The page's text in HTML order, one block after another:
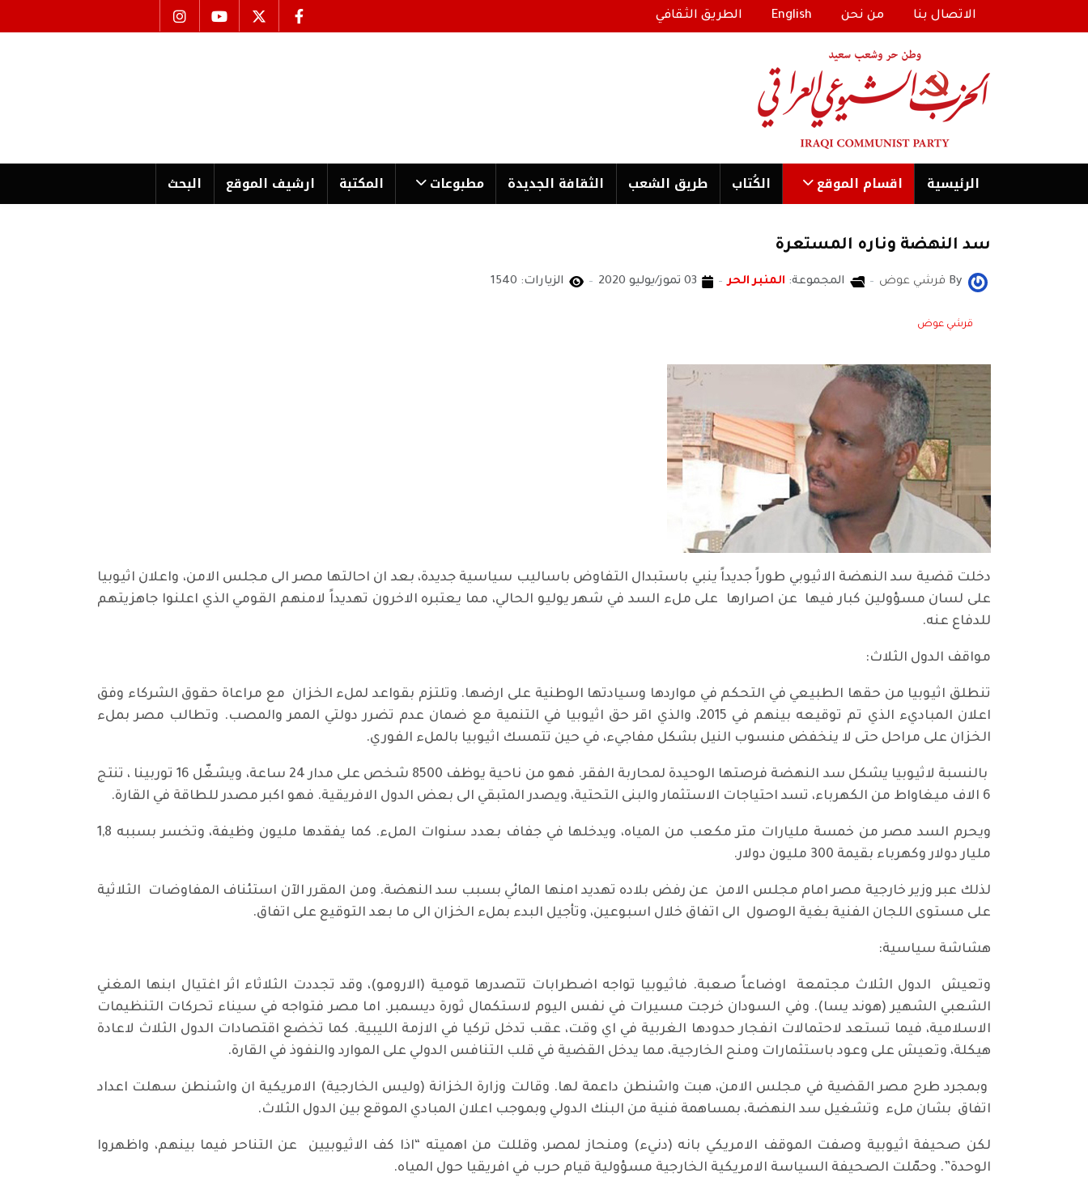
الاتصال بنا من نحن English الطريق الثقافي
الرئیسية اقسام الموقع الكُتاب طریق الشعب الثقافة الجدیدة مطبوعات المكتبة ارشیف الموقع البحث
سد النهضة وناره المستعرة
By قرشي عوض المجموعة: المنبر الحر 03 تموز/يوليو 2020 الزيارات: 1540
قرشي عوض
دخلت قضية سد النهضة الاثيوبي طوراً جديداً ينبي باستبدال التفاوض باساليب سياسية جديدة، بعد ان احالتها مصر الى مجلس الامن، واعلان اثيوبيا
على لسان مسؤولين كبار فيها عن اصرارها على ملء السد في شهر يوليو الحالي، مما يعتبره الاخرون تهديداً لامنهم القومي الذي اعلنوا جاهزيتهم
للدفاع عنه.
مواقف الدول الثلاث:
تنطلق اثيوبيا من حقها الطبيعي في التحكم في مواردها وسيادتها الوطنية على ارضها. وتلتزم بقواعد لملء الخزان مع مراعاة حقوق الشركاء وفق
اعلان المباديء الذي تم توقيعه بينهم في 2015، والذي اقر حق اثيوبيا في التنمية مع ضمان عدم تضرر دولتي الممر والمصب. وتطالب مصر بملء
الخزان على مراحل حتى لا ينخفض منسوب النيل بشكل مفاجيء، في حين تتمسك اثيوبيا بالملء الفوري.
بالنسبة لاثيوبيا يشكل سد النهضة فرصتها الوحيدة لمحاربة الفقر. فهو من ناحية يوظف 8500 شخص على مدار 24 ساعة، ويشغّل 16 توربينا ، تنتج
6 الاف ميغاواط من الكهرباء، تسد احتياجات الاستثمار والبنى التحتية، ويصدر المتبقي الى بعض الدول الافريقية. فهو اكبر مصدر للطاقة في القارة.
ويحرم السد مصر من خمسة مليارات متر مكعب من المياه، ويدخلها في جفاف بعدد سنوات الملء. كما يفقدها مليون وظيفة، وتخسر بسببه 1,8
مليار دولار وكهرباء بقيمة 300 مليون دولار.
لذلك عبر وزير خارجية مصر امام مجلس الامن عن رفض بلاده تهديد امنها المائي بسبب سد النهضة. ومن المقرر الآن استئناف المفاوضات الثلاثية
على مستوى اللجان الفنية بغية الوصول الى اتفاق خلال اسبوعين، وتأجيل البدء بملء الخزان الى ما بعد التوقيع على اتفاق.
هشاشة سياسية:
وتعيش الدول الثلاث مجتمعة اوضاعاً صعبة. فاثيوبيا تواجه اضطرابات تتصدرها قومية (الارومو)، وقد تجددت الثلاثاء اثر اغتيال ابنها المغني
الشعبي الشهير (هوند يسا). وفي السودان خرجت مسيرات في نفس اليوم لاستكمال ثورة ديسمبر. اما مصر فتواجه في سيناء تحركات التنظيمات
الاسلامية، فيما تستعد لاحتمالات انفجار حدودها الغربية في اي وقت، عقب تدخل تركيا في الازمة الليبية. كما تخضع اقتصادات الدول الثلاث لاعادة
هيكلة، وتعيش على وعود باستثمارات ومنح الخارجية، مما يدخل القضية في قلب التنافس الدولي على الموارد والنفوذ في القارة.
وبمجرد طرح مصر القضية في مجلس الامن، هبت واشنطن داعمة لها. وقالت وزارة الخزانة (وليس الخارجية) الامريكية ان واشنطن سهلت اعداد
اتفاق بشان ملء وتشغيل سد النهضة، بمساهمة فنية من البنك الدولي وبموجب اعلان المبادي الموقع بين الدول الثلاث.
لكن صحيفة اثيوبية وصفت الموقف الامريكي بانه (دنيء) ومنحاز لمصر، وقللت من اهميته “اذا كف الاثيوبيين عن التناحر فيما بينهم، واظهروا
الوحدة”. وحمّلت الصحيفة السياسة الامريكية الخارجية مسؤولية قيام حرب في افريقيا حول المياه.